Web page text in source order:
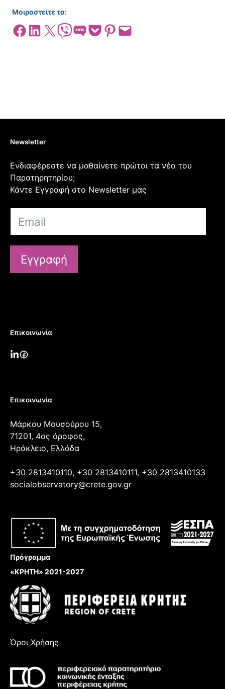
Μοιραστείτε το:
Share on Facebook
Share on LinkedIn
Share on X Share on ViberShare on SMSShare on Pocket
Share on Pinterest
Email this Page
Newsletter
Ενδιαφέρεστε να μαθαίνετε πρώτοι τα νέα του
Παρατηρητηρίου;
Κάντε Εγγραφή στο Newsletter μας
Εγγραφή
Επικοινωνία
Επικοινωνία
Μάρκου Μουσούρου 15,
71201, 4ος όροφος,
Ηράκλειο, Ελλάδα
+30 2813410110, +30 2813410111, +30 2813410133
socialobservatory@crete.gov.gr
Πρόγραμμα
«ΚΡΗΤΗ» 2021-2027
Όροι Χρήσης